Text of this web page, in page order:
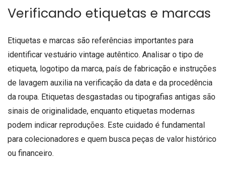
Verificando etiquetas e marcas
Etiquetas e marcas são referências importantes para
identificar vestuário vintage autêntico. Analisar o tipo de
etiqueta, logotipo da marca, país de fabricação e instruções
de lavagem auxilia na verificação da data e da procedência
da roupa. Etiquetas desgastadas ou tipografias antigas são
sinais de originalidade, enquanto etiquetas modernas
podem indicar reproduções. Este cuidado é fundamental
para colecionadores e quem busca peças de valor histórico
ou financeiro.